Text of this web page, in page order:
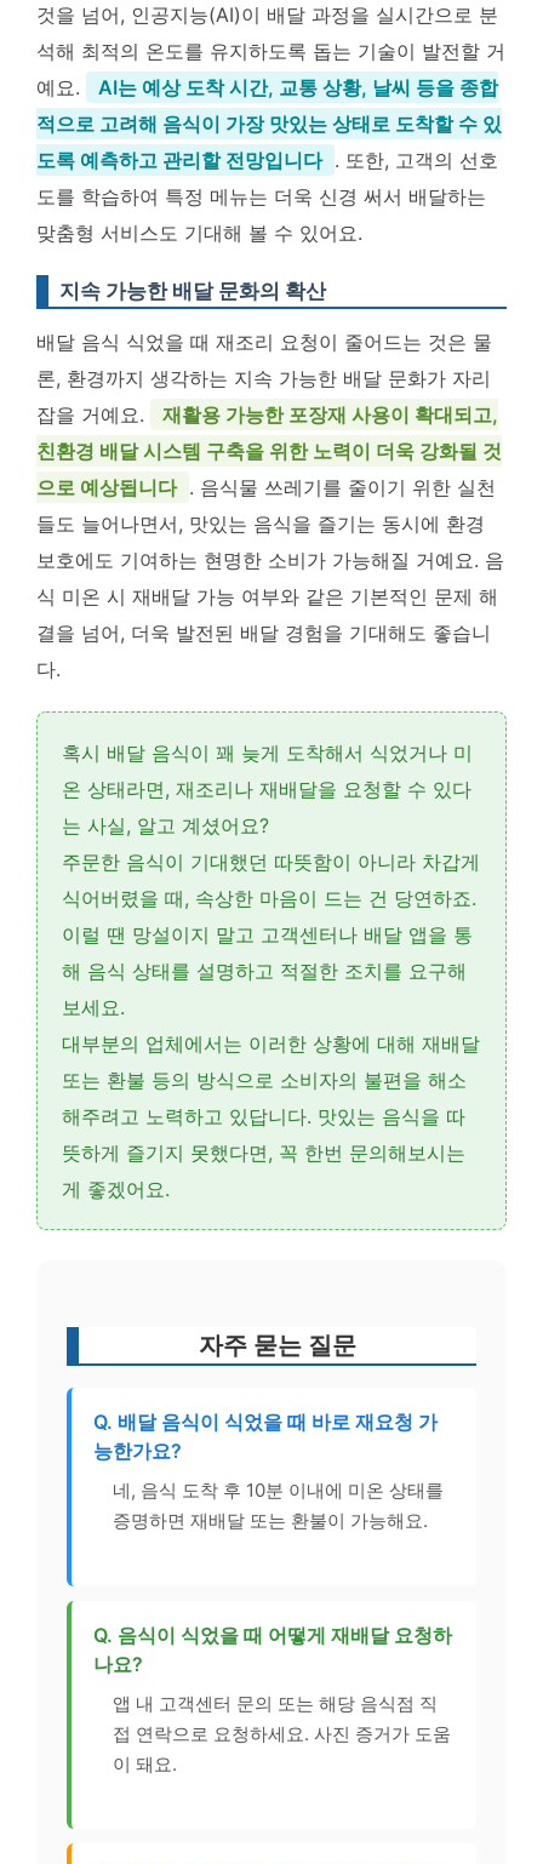
것을 넘어, 인공지능(AI)이 배달 과정을 실시간으로 분
석해 최적의 온도를 유지하도록 돕는 기술이 발전할 거
예요.
AI는 예상 도착 시간, 교통 상황, 날씨 등을 종합
적으로 고려해 음식이 가장 맛있는 상태로 도착할 수 있
도록 예측하고 관리할 전망입니다 . 또한, 고객의 선호
도를 학습하여 특정 메뉴는 더욱 신경 써서 배달하는
맞춤형 서비스도 기대해 볼 수 있어요.
지속 가능한 배달 문화의 확산
배달 음식 식었을 때 재조리 요청이 줄어드는 것은 물
론, 환경까지 생각하는 지속 가능한 배달 문화가 자리
잡을 거예요.
재활용 가능한 포장재 사용이 확대되고,
친환경 배달 시스템 구축을 위한 노력이 더욱 강화될 것
으로 예상됩니다 . 음식물 쓰레기를 줄이기 위한 실천
들도 늘어나면서, 맛있는 음식을 즐기는 동시에 환경
보호에도 기여하는 현명한 소비가 가능해질 거예요. 음
식 미온 시 재배달 가능 여부와 같은 기본적인 문제 해
결을 넘어, 더욱 발전된 배달 경험을 기대해도 좋습니
다.
혹시 배달 음식이 꽤 늦게 도착해서 식었거나 미
온 상태라면, 재조리나 재배달을 요청할 수 있다
는 사실, 알고 계셨어요?
주문한 음식이 기대했던 따뜻함이 아니라 차갑게
식어버렸을 때, 속상한 마음이 드는 건 당연하죠.
이럴 땐 망설이지 말고 고객센터나 배달 앱을 통
해 음식 상태를 설명하고 적절한 조치를 요구해
보세요.
대부분의 업체에서는 이러한 상황에 대해 재배달
또는 환불 등의 방식으로 소비자의 불편을 해소
해주려고 노력하고 있답니다. 맛있는 음식을 따
뜻하게 즐기지 못했다면, 꼭 한번 문의해보시는
게 좋겠어요.
자주 묻는 질문
Q. 배달 음식이 식었을 때 바로 재요청 가
능한가요?
네, 음식 도착 후 10분 이내에 미온 상태를
증명하면 재배달 또는 환불이 가능해요.
Q. 음식이 식었을 때 어떻게 재배달 요청하
나요?
앱 내 고객센터 문의 또는 해당 음식점 직
접 연락으로 요청하세요. 사진 증거가 도움
이 돼요.